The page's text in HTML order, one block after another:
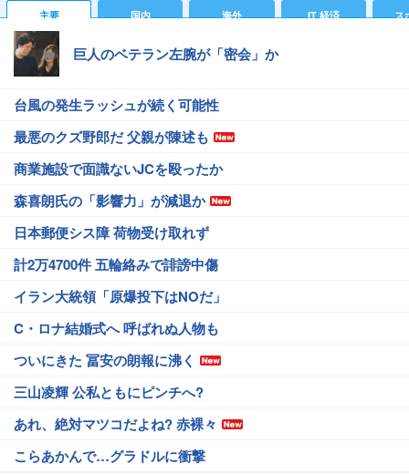
主要 国内 海外 IT 経済 ス
巨人のベテラン左腕が「密会」か
台風の発生ラッシュが続く可能性
最悪のクズ野郎だ 父親が陳述も
商業施設で面識ないJCを殴ったか
森喜朗氏の「影響力」が減退か
日本郵便シス障 荷物受け取れず
計2万4700件 五輪絡みで誹謗中傷
イラン大統領「原爆投下はNOだ」
C・ロナ結婚式へ 呼ばれぬ人物も
ついにきた 冨安の朗報に沸く
三山凌輝 公私ともにピンチへ?
あれ、絶対マツコだよね? 赤裸々
こらあかんで…グラドルに衝撃